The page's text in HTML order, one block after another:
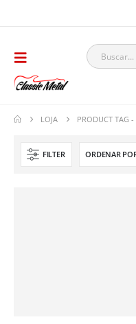
LOJA PRODUCT TAG -
FILTER